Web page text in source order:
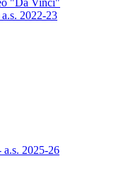
"Da Vinci"
2022-23
a.s. 2025-26